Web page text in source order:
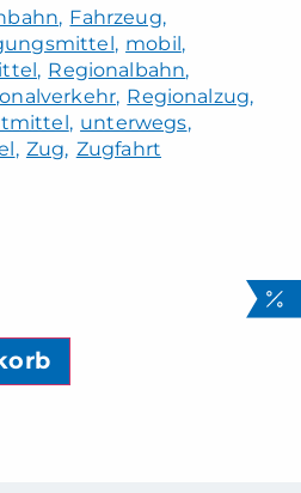
Fahrzeug
mobil
Regionalbahn
Regionalzug
unterwegs
Zug Zugfahrt